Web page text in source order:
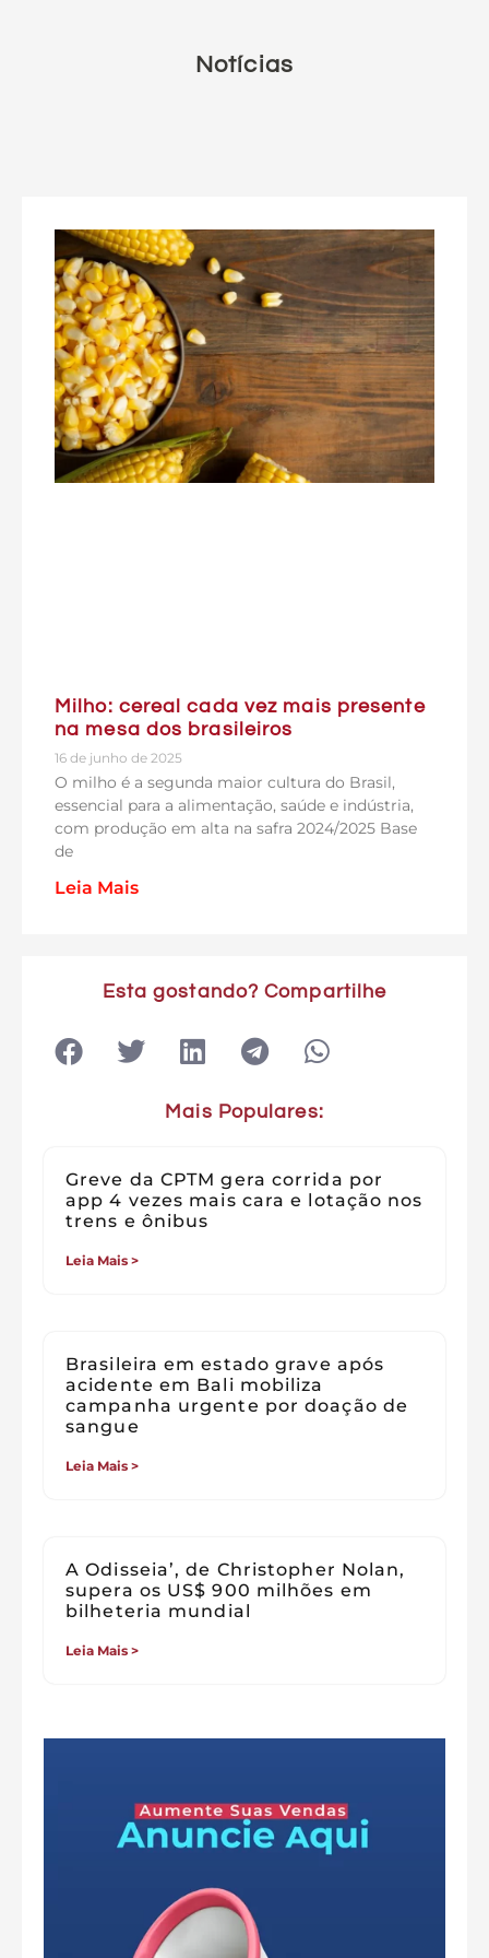
Notícias
Milho: cereal cada vez mais presente
na mesa dos brasileiros
16 de junho de 2025
O milho é a segunda maior cultura do Brasil,
essencial para a alimentação, saúde e indústria,
com produção em alta na safra 2024/2025 Base
de
Leia Mais
Esta gostando? Compartilhe
Mais Populares:
Greve da CPTM gera corrida por
app 4 vezes mais cara e lotação nos
trens e ônibus
Leia Mais >
Brasileira em estado grave após
acidente em Bali mobiliza
campanha urgente por doação de
sangue
Leia Mais >
A Odisseia’, de Christopher Nolan,
supera os US$ 900 milhões em
bilheteria mundial
Leia Mais >